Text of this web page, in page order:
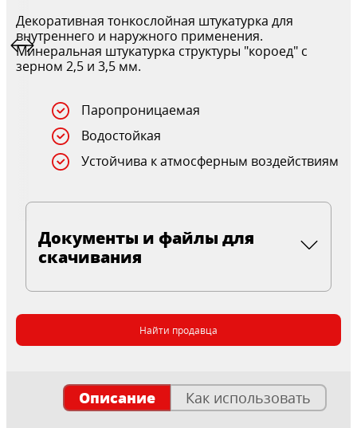
Декоративная тонкослойная штукатурка для
внутреннего и наружного применения.
Минеральная штукатурка структуры "короед" с
зерном 2,5 и 3,5 мм.
Паропроницаемая
Водостойкая
Устойчива к атмосферным воздействиям
Документы и файлы для
скачивания
Найти продавца
Описание Как использовать